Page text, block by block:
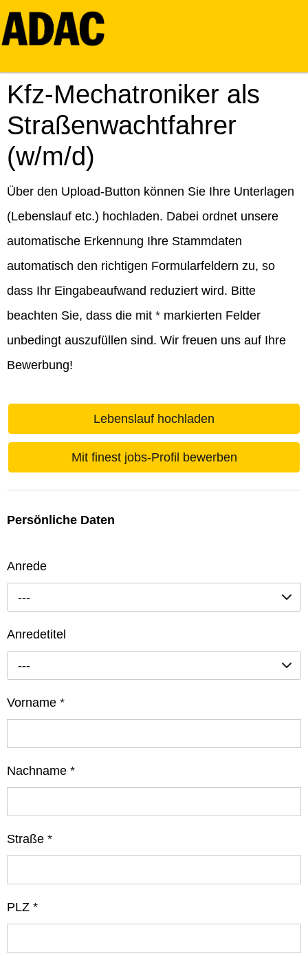
Kfz-Mechatroniker als
Straßenwachtfahrer
(w/m/d)
Über den Upload-Button können Sie Ihre Unterlagen
(Lebenslauf etc.) hochladen. Dabei ordnet unsere
automatische Erkennung Ihre Stammdaten
automatisch den richtigen Formularfeldern zu, so
dass Ihr Eingabeaufwand reduziert wird. Bitte
beachten Sie, dass die mit * markierten Felder
unbedingt auszufüllen sind. Wir freuen uns auf Ihre
Bewerbung!
Lebenslauf hochladen
Mit finest jobs-Profil bewerben
Persönliche Daten
Anrede
---
Anredetitel
---
Vorname *
Nachname *
Straße *
PLZ *